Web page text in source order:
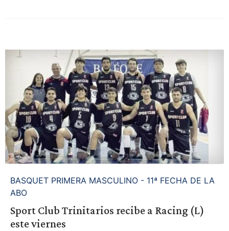
BASQUET PRIMERA MASCULINO - 11ª FECHA DE LA
ABO
Sport Club Trinitarios recibe a Racing (L)
este viernes